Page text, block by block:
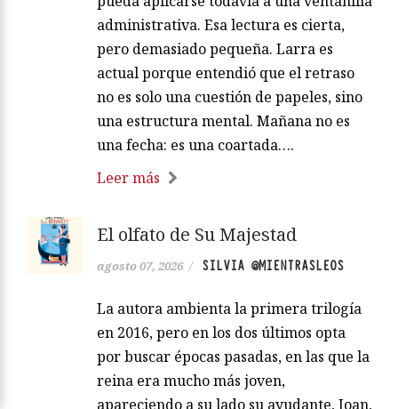
administrativa. Esa lectura es cierta,
pero demasiado pequeña. Larra es
actual porque entendió que el retraso
no es solo una cuestión de papeles, sino
una estructura mental. Mañana no es
una fecha: es una coartada….
Leer más
El olfato de Su Majestad
agosto 07, 2026 / SILVIA @MIENTRASLEOS
La autora ambienta la primera trilogía
en 2016, pero en los dos últimos opta
por buscar épocas pasadas, en las que la
reina era mucho más joven,
apareciendo a su lado su ayudante, Joan,